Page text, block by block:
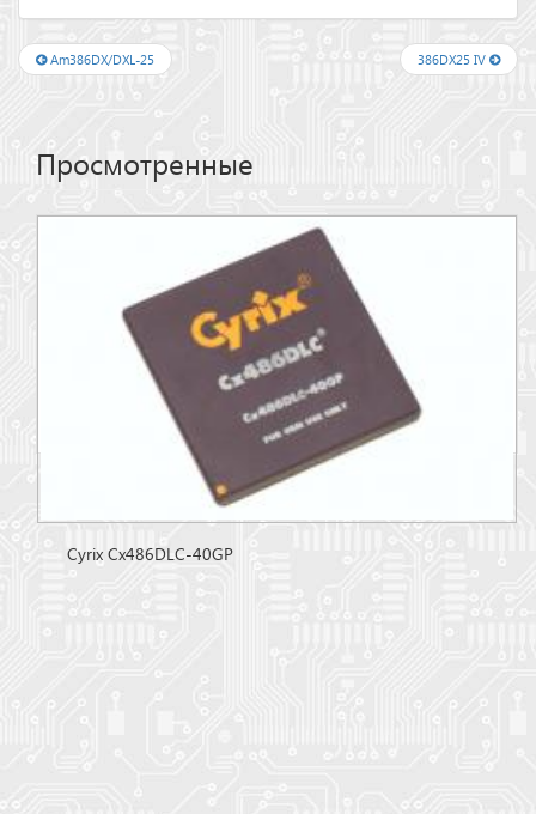
Am386DX/DXL-25 386DX25 IV
Просмотренные
Cyrix Cx486DLC-40GP